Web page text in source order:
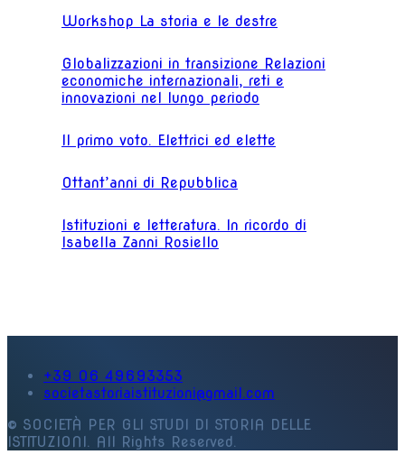
Workshop La storia e le destre
Globalizzazioni in transizione Relazioni
economiche internazionali, reti e
innovazioni nel lungo periodo
Il primo voto. Elettrici ed elette
Ottant’anni di Repubblica
Istituzioni e letteratura. In ricordo di
Isabella Zanni Rosiello
+39 06 49693353
societastoriaistituzioni@gmail.com
© SOCIETÀ PER GLI STUDI DI STORIA DELLE
ISTITUZIONI. All Rights Reserved.